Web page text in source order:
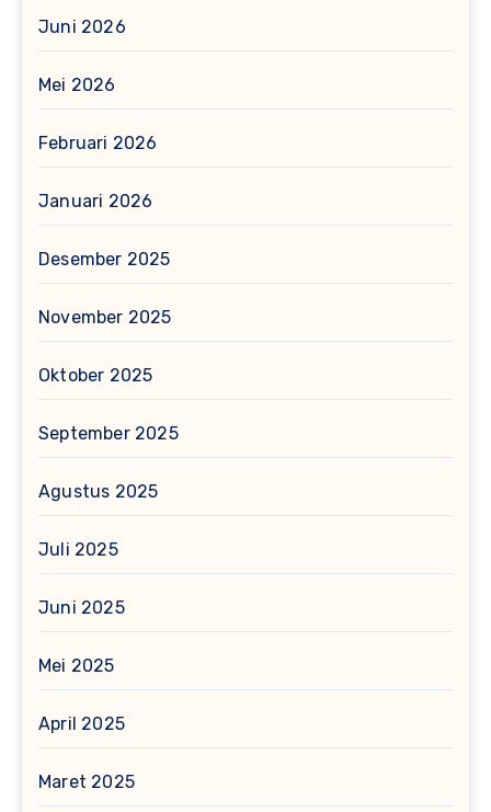
Juni 2026
Mei 2026
Februari 2026
Januari 2026
Desember 2025
November 2025
Oktober 2025
September 2025
Agustus 2025
Juli 2025
Juni 2025
Mei 2025
April 2025
Maret 2025